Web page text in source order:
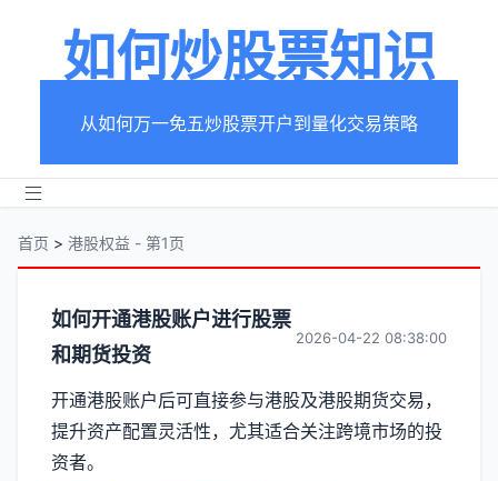
如何炒股票知识
从如何万一免五炒股票开户到量化交易策略
首页 > 港股权益 - 第1页
分
类
【港
股
如何开通港股账户进行股票
和期货投资
2026-04-22 08:38:00
开通港股账户后可直接参与港股及港股期货交易，
提升资产配置灵活性，尤其适合关注跨境市场的投
资者。